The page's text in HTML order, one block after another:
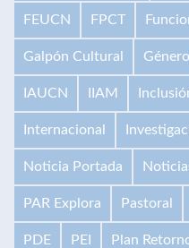
FEUCN FPCT
Galpón Cultural Género
IAUCN IIAM
Internacional
Noticia Portada
PAR Explora Pastoral
PDE PEI Plan